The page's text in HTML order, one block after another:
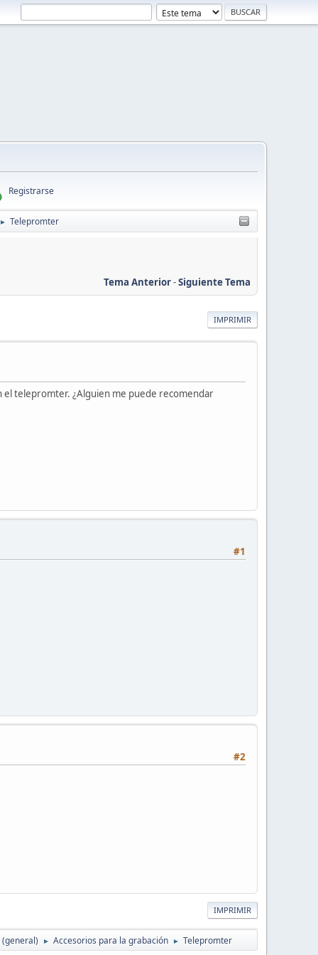
Registrarse
► Telepromter
Tema Anterior-Siguiente Tema
IMPRIMIR
telepromter. ¿Alguien me puede recomendar
#1
#2
IMPRIMIR
► Accesorios para la grabación ► Telepromter